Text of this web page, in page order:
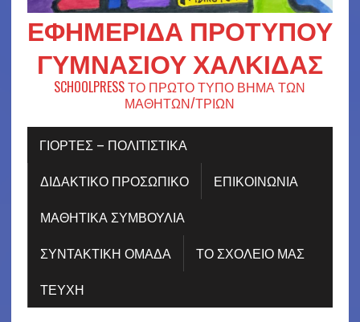
ΕΦΗΜΕΡΊΔΑ ΠΡΟΤΎΠΟΥ
ΓΥΜΝΑΣΊΟΥ ΧΑΛΚΊΔΑΣ
SCHOOLPRESS ΤΟ ΠΡΩΤΟ ΤΥΠΟ ΒΗΜΑ ΤΩΝ
ΜΑΘΗΤΩΝ/ΤΡΙΩΝ
ΓΙΟΡΤΈΣ – ΠΟΛΙΤΙΣΤΙΚΆ
ΔΙΔΑΚΤΙΚΟ ΠΡΟΣΩΠΙΚΟ
ΕΠΙΚΟΙΝΩΝΙΑ
ΜΑΘΗΤΙΚΑ ΣΥΜΒΟΥΛΙΑ
ΣΥΝΤΑΚΤΙΚΗ ΟΜΑΔΑ
ΤΟ ΣΧΟΛΕΙΟ ΜΑΣ
ΤΕΥΧΗ